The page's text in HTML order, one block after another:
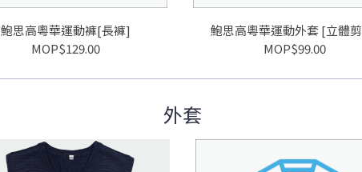
鮑思高粵華運動褲[長褲]
MOP$129.00
鮑思高粵華運動外套 [立體
MOP$99.00
外套